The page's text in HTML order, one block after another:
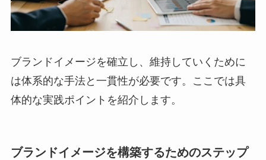
ブランドイメージを確立し、維持していくために
は体系的な手法と一貫性が必要です。ここでは具
体的な実践ポイントを紹介します。
ブランドイメージを構築するためのステップ